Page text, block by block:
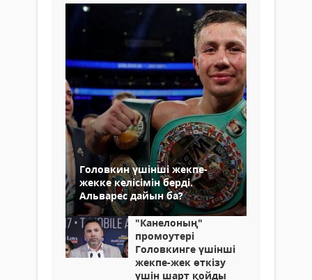
Головкин үшінші жекпе-
жекке келісімін берді.
Альварес дайын ба?
"Канелоның"
промоутері
Головкинге үшінші
жекпе-жек өткізу
үшін шарт қойды